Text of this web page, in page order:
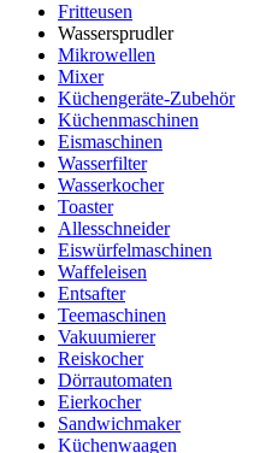
Fritteusen
Wassersprudler
Mikrowellen
Mixer
Küchengeräte-Zubehör
Küchenmaschinen
Eismaschinen
Wasserfilter
Wasserkocher
Toaster
Allesschneider
Eiswürfelmaschinen
Waffeleisen
Entsafter
Teemaschinen
Vakuumierer
Reiskocher
Dörrautomaten
Eierkocher
Sandwichmaker
Küchenwaagen